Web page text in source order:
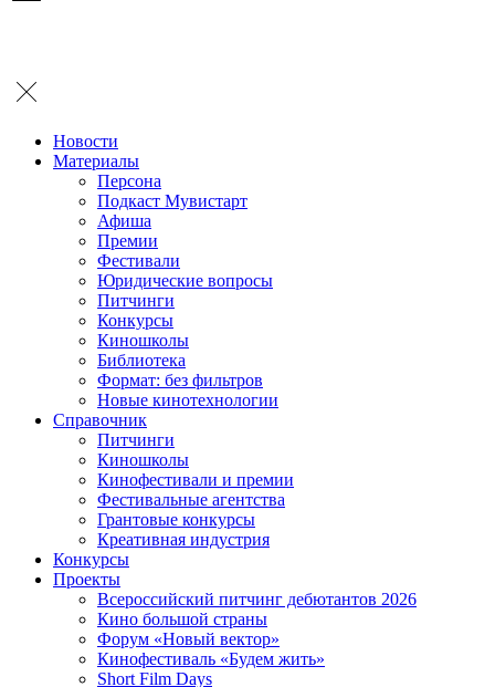
Новости
Материалы
Персона
Подкаст Мувистарт
Афиша
Премии
Фестивали
Юридические вопросы
Питчинги
Конкурсы
Киношколы
Библиотека
Формат: без фильтров
Новые кинотехнологии
Справочник
Питчинги
Киношколы
Кинофестивали и премии
Фестивальные агентства
Грантовые конкурсы
Креативная индустрия
Конкурсы
Проекты
Всероссийский питчинг дебютантов 2026
Кино большой страны
Форум «Новый вектор»
Кинофестиваль «Будем жить»
Short Film Days